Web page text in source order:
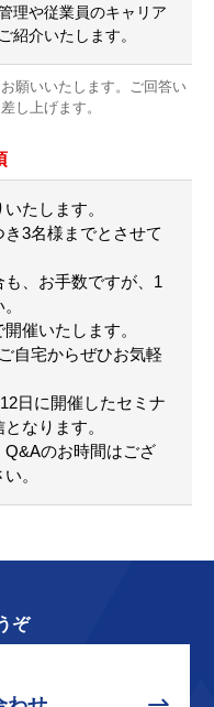
理や従業員のキャリア
紹介いたします。
願いいたします。ご回答い
し上げます。
たします。
3名様までとさせて
、お手数ですが、1
催いたします。
自宅からぜひお気軽
日に開催したセミナ
なります。
のお時間はござ
。
ぞ